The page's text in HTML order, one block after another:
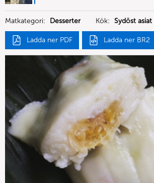
Matkategori: Desserter Kök: Sydöst asiat
Ladda ner PDF Ladda ner BR2